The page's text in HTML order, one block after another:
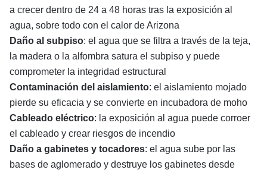
a crecer dentro de 24 a 48 horas tras la exposición al
agua, sobre todo con el calor de Arizona
Daño al subpiso: el agua que se filtra a través de la teja,
la madera o la alfombra satura el subpiso y puede
comprometer la integridad estructural
Contaminación del aislamiento: el aislamiento mojado
pierde su eficacia y se convierte en incubadora de moho
Cableado eléctrico: la exposición al agua puede corroer
el cableado y crear riesgos de incendio
Daño a gabinetes y tocadores: el agua sube por las
bases de aglomerado y destruye los gabinetes desde